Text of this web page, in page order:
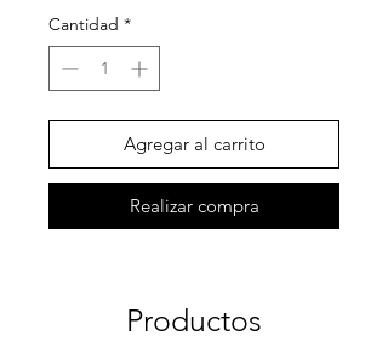
Cantidad *
Agregar al carrito
Realizar compra
Productos